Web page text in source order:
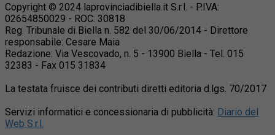
Copyright © 2024 laprovinciadibiella.it S.r.l. - P.IVA:
02654850029 - ROC: 30818
Reg. Tribunale di Biella n. 582 del 30/06/2014 - Direttore
responsabile: Cesare Maia
Redazione: Via Vescovado, n. 5 - 13900 Biella - Tel. 015
32383 - Fax 015 31834
La testata fruisce dei contributi diretti editoria d.lgs. 70/2017
Servizi informatici e concessionaria di pubblicità: Diario del
Web S.r.l.